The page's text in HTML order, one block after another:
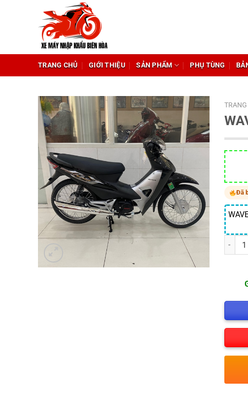
TRANG CHỦ GIỚI THIỆU SẢN PHẨM PHỤ TÙNG
TRANG
Đã
Số lượng